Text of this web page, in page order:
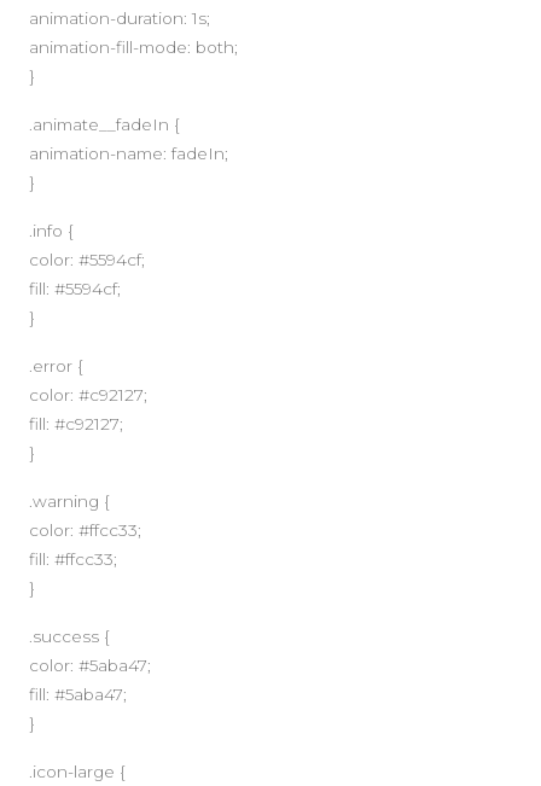
animation-duration: 1s;
animation-fill-mode: both;
}
.animate__fadeIn {
animation-name: fadeIn;
}
.info {
color: #5594cf;
fill: #5594cf;
}
.error {
color: #c92127;
fill: #c92127;
}
.warning {
color: #ffcc33;
fill: #ffcc33;
}
.success {
color: #5aba47;
fill: #5aba47;
}
.icon-large {